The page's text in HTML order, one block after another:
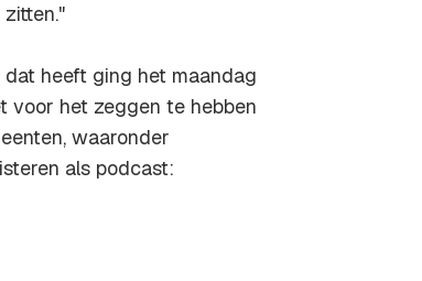
heeft ging het maandag
voor het zeggen te hebben
waaronder
als podcast: